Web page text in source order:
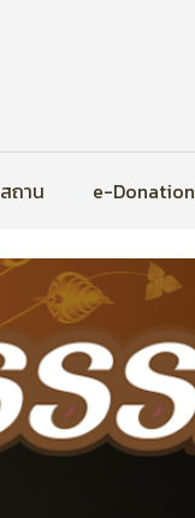
ถาน e-Donation